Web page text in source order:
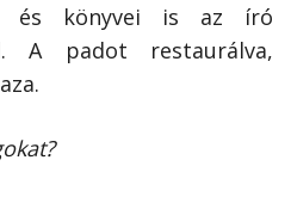
és könyvei is az író
A padot restaurálva,